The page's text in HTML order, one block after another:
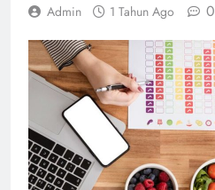
Admin 1 Tahun Ago 0